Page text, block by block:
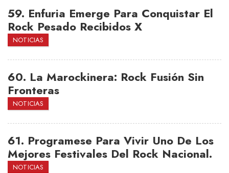
59. Enfuria Emerge Para Conquistar El
Rock Pesado Recibidos X
NOTICIAS
60. La Marockinera: Rock Fusión Sin
Fronteras
NOTICIAS
61. Programese Para Vivir Uno De Los
Mejores Festivales Del Rock Nacional.
NOTICIAS